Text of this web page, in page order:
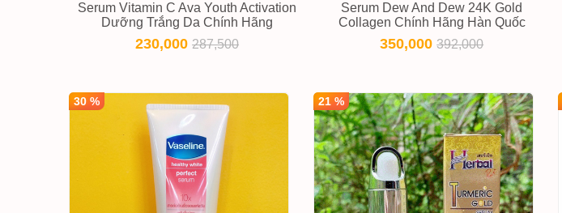
Serum Vitamin C Ava Youth Activation
Dưỡng Trắng Da Chính Hãng
230,000287,500
Serum Dew And Dew 24K Gold
Collagen Chính Hãng Hàn Quốc
350,000392,000
30 % 21 %